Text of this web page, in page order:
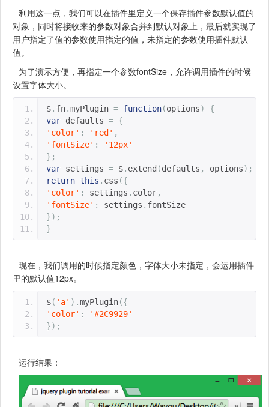
利用这一点，我们可以在插件里定义一个保存插件参数默认值的
对象，同时将接收来的参数对象合并到默认对象上，最后就实现了
用户指定了值的参数使用指定的值，未指定的参数使用插件默认
值。
为了演示方便，再指定一个参数fontSize，允许调用插件的时候
设置字体大小。
$. fn.myPlugin = function(options)
{
var defaults = {
'color' : 'red' ,
'fontSize' :
'12px'
};
var settings = $. extend (defaults , options);
return this . css ({
'color' : settings . color,
'fontSize' : settings . fontSize
});
}
现在，我们调用的时候指定颜色，字体大小未指定，会运用插件
里的默认值12px。
$( 'a' ).myPlugin({
'color' :
'#2C9929'
});
运行结果：